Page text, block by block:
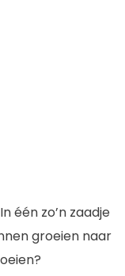
één zo’n zaadje
groeien naar